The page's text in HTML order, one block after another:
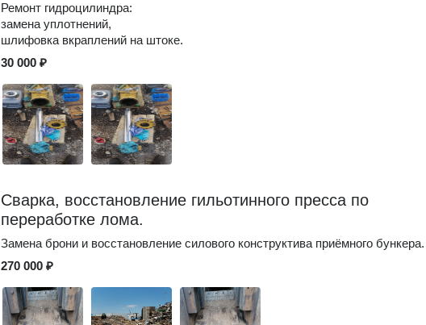
Ремонт гидроцилиндра:
замена уплотнений,
шлифовка вкраплений на штоке.
30 000 ₽
Сварка, восстановление гильотинного пресса по
переработке лома.
Замена брони и восстановление силового конструктива приёмного бункера.
270 000 ₽